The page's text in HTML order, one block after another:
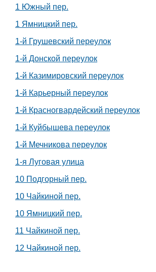
1 Южный пер.
1 Ямницкий пер.
1-й Грушевский переулок
1-й Донской переулок
1-й Казимировский переулок
1-й Карьерный переулок
1-й Красногвардейский переулок
1-й Куйбышева переулок
1-й Мечникова переулок
1-я Луговая улица
10 Подгорный пер.
10 Чайкиной пер.
10 Ямницкий пер.
11 Чайкиной пер.
12 Чайкиной пер.